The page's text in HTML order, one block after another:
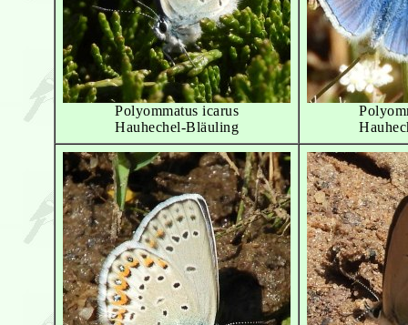
Polyommatus icarus
Hauhechel-Bläuling